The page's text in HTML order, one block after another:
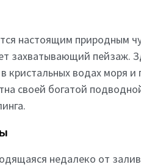
настоящим природным
захватывающий пейзаж.
в кристальных водах
своей богатой
недалеко от